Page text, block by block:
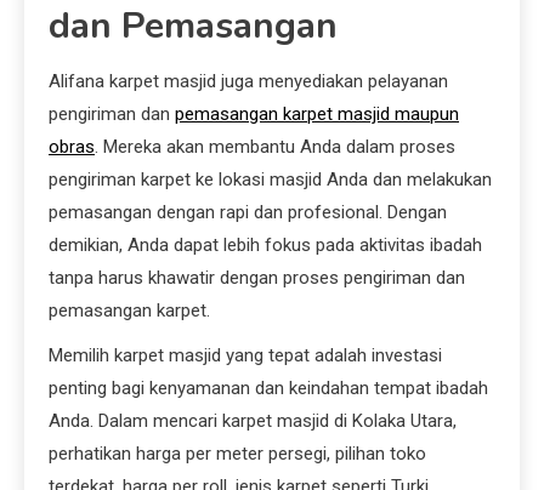
dan Pemasangan
Alifana karpet masjid juga menyediakan pelayanan
pengiriman dan pemasangan karpet masjid maupun
obras. Mereka akan membantu Anda dalam proses
pengiriman karpet ke lokasi masjid Anda dan melakukan
pemasangan dengan rapi dan profesional. Dengan
demikian, Anda dapat lebih fokus pada aktivitas ibadah
tanpa harus khawatir dengan proses pengiriman dan
pemasangan karpet.
Memilih karpet masjid yang tepat adalah investasi
penting bagi kenyamanan dan keindahan tempat ibadah
Anda. Dalam mencari karpet masjid di Kolaka Utara,
perhatikan harga per meter persegi, pilihan toko